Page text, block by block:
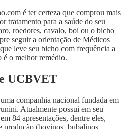
é ter certeza que comprou mais
tratamento para a saúde do seu
roedores, cavalo, boi ou o bicho
seguir a orientação de Médicos
leve seu bicho com frequência a
é o melhor remédio.
UCBVET
companhia nacional fundada em
Atualmente possui em seu
84 apresentações, dentre eles,